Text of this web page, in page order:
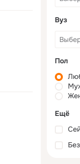
Вуз
Пол
Ещё